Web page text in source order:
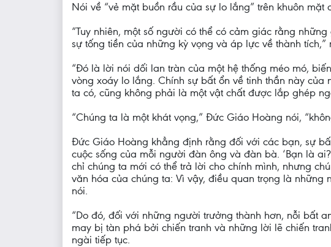
Nói về “vẻ mặt buồn rầu của sự lo lắng” trên khuôn
“Tuy nhiên, một số người có thể có cảm giác rằng
sự tống tiền của những kỳ vọng và áp lực về thành tích,”
“Đó là lời nói dối lan tràn của một hệ thống méo mó,
vòng xoáy lo lắng. Chính sự bất ổn về tinh thần này
ta có, cũng không phải là một vật chất được lắp ghép
“Chúng ta là một khát vọng,” Đức Giáo Hoàng nói,
Đức Giáo Hoàng khẳng định rằng đối với các bạn, sự
cuộc sống của mỗi người đàn ông và đàn bà. ‘Bạn là
chỉ chúng ta mới có thể trả lời cho chính mình, nhưng
văn hóa của chúng ta: Vì vậy, điều quan trọng là
nói.
“Do đó, đối với những người trưởng thành hơn, nỗi bất
may bị tàn phá bởi chiến tranh và những lời lẽ chiến
ngài tiếp tục.